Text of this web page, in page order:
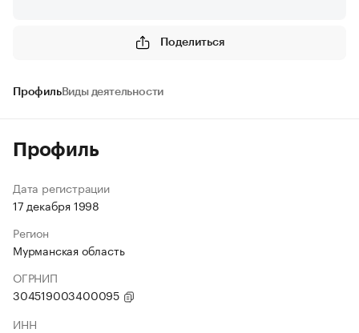
Поделиться
ПрофильВиды деятельности
Профиль
Дата регистрации
17 декабря 1998
Регион
Мурманская область
ОГРНИП
304519003400095
ИНН